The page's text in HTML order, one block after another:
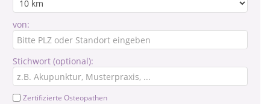
von:
Stichwort (optional):
Zertifizierte Osteopathen